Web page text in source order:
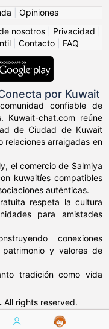
Opiniones
nosotros Privacidad
Contacto FAQ
por Kuwait
confiable de
Kuwait-chat.com reúne
de Ciudad de Kuwait
relaciones arraigadas en
el comercio de Salmiya
kuwaitíes compatibles
auténticas.
respeta la cultura
para amistades
conexiones
y valores de
tradición como vida
. All rights reserved.